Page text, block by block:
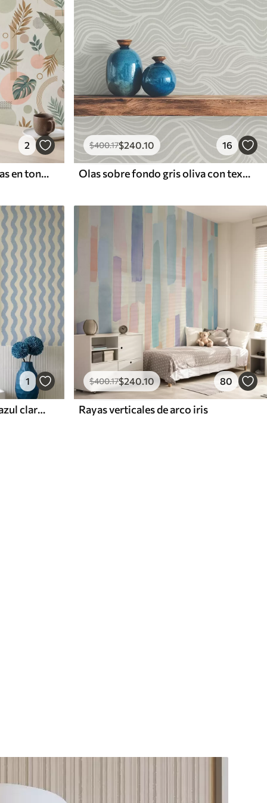
2
Hojas y formas geométricas en tonos cálidos y tranquilos
$400.17$240.10 16
Olas sobre fondo gris oliva con textura de tela
1
Dibujo ondulado de color azul claro sobre fondo claro
$400.17$240.10 80
Rayas verticales de arco iris